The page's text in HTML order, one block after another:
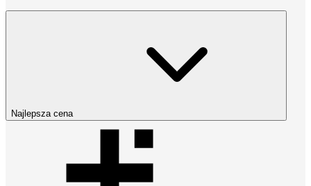
Najlepsza cena